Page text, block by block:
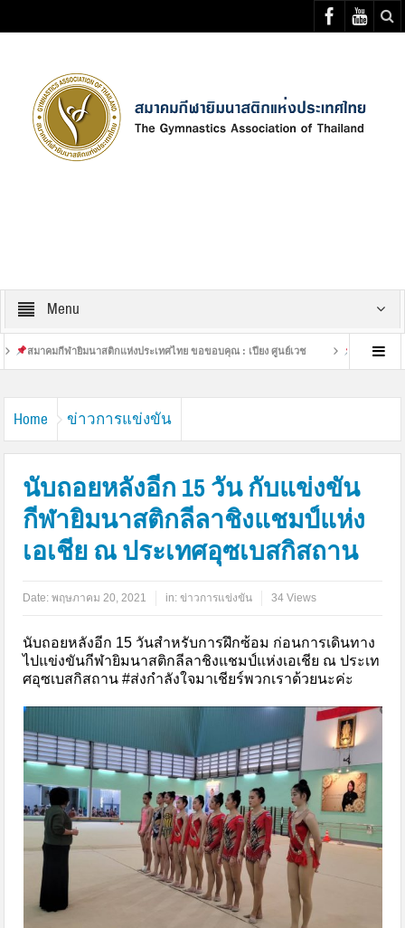
Menu
มกีฬายิมนาสติกแห่งประเทศไทย ขอขอบคุณ : เปียง ศูนย์เวช เสร็จสิ้นการฝึกซ้อมที่
Home ข่าวการแข่งขัน
นับถอยหลังอีก 15 วัน กับแข่งขัน
กีฬายิมนาสติกลีลาชิงแชมป์แห่ง
เอเชีย ณ ประเทศอุซเบสกิสถาน
Date:พฤษภาคม 20, 2021 in:ข่าวการแข่งขัน 34 Views
นับถอยหลังอีก 15 วันสำหรับการฝึกซ้อม ก่อนการเดินทาง
ไปแข่งขันกีฬายิมนาสติกลีลาชิงแชมป์แห่งเอเชีย ณ ประเท
ศอุซเบสกิสถาน #ส่งกำลังใจมาเชียร์พวกเราด้วยนะค่ะ